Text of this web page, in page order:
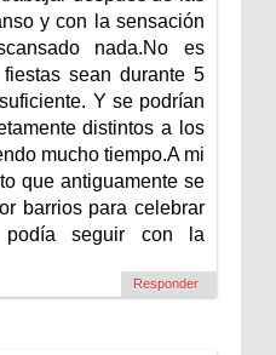
y con la sensación
nada.No es
sean durante 5
Y se podrían
distintos a los
mucho tiempo.A mi
que antiguamente se
barrios para celebrar
seguir con la
Responder